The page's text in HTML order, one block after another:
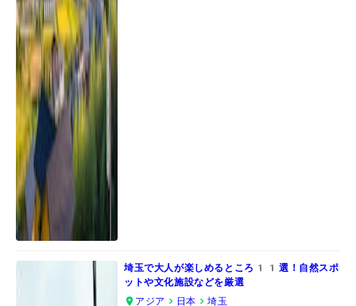
埼玉で大人が楽しめるところ11選！自然スポ
ットや文化施設などを厳選
アジア
日本 埼玉